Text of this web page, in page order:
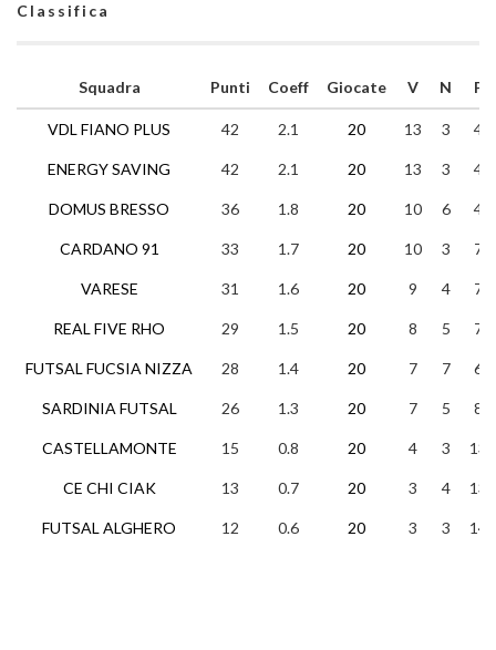
Classifica
Squadra
VDL FIANO PLUS
ENERGY SAVING
DOMUS BRESSO
CARDANO 91
VARESE
REAL FIVE RHO
FUTSAL FUCSIA NIZZA
SARDINIA FUTSAL
CASTELLAMONTE
CE CHI CIAK
FUTSAL ALGHERO
Punti Coeff Giocate V N P
42 2.1 20 13 3 4
42 2.1 20 13 3 4
36 1.8 20 10 6 4
33 1.7 20 10 3 7
31 1.6 20 9 4 7
29 1.5 20 8 5 7
28 1.4 20 7 7 6
26 1.3 20 7 5 8
15 0.8 20 4 3 13
13 0.7 20 3 4 13
12 0.6 20 3 3 14